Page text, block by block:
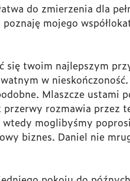
do zmierzenia dla
mojego
się twoim najlepszym
w
Mlaszcze ustami
rozmawia przez
wtedy moglibyśmy
biznes. Daniel nie